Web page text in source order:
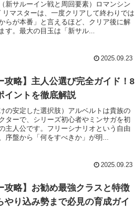
新サルーイン戦と周回要素）ロマンシン
マスターは、一度クリアして終わりでは
らが本番」と言えるほど、クリア後に解
す。最大の目玉は「新サル...
2025.09.23
攻略】主人公選び完全ガイド！8
イントを徹底解説
の安定した選択肢）アルベルトは貴族の
ターで、シリーズ初心者やミンサガを初
主人公です。フリーシナリオという自由
序盤から「何をすべきか」が明...
2025.09.23
攻略】お勧め最強クラスと特徴
やり込み勢まで必見の育成ガイ